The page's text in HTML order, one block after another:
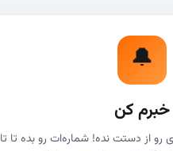
🔔
خبرم کن
از دستت نده! شماره‌ات رو بده تا تا